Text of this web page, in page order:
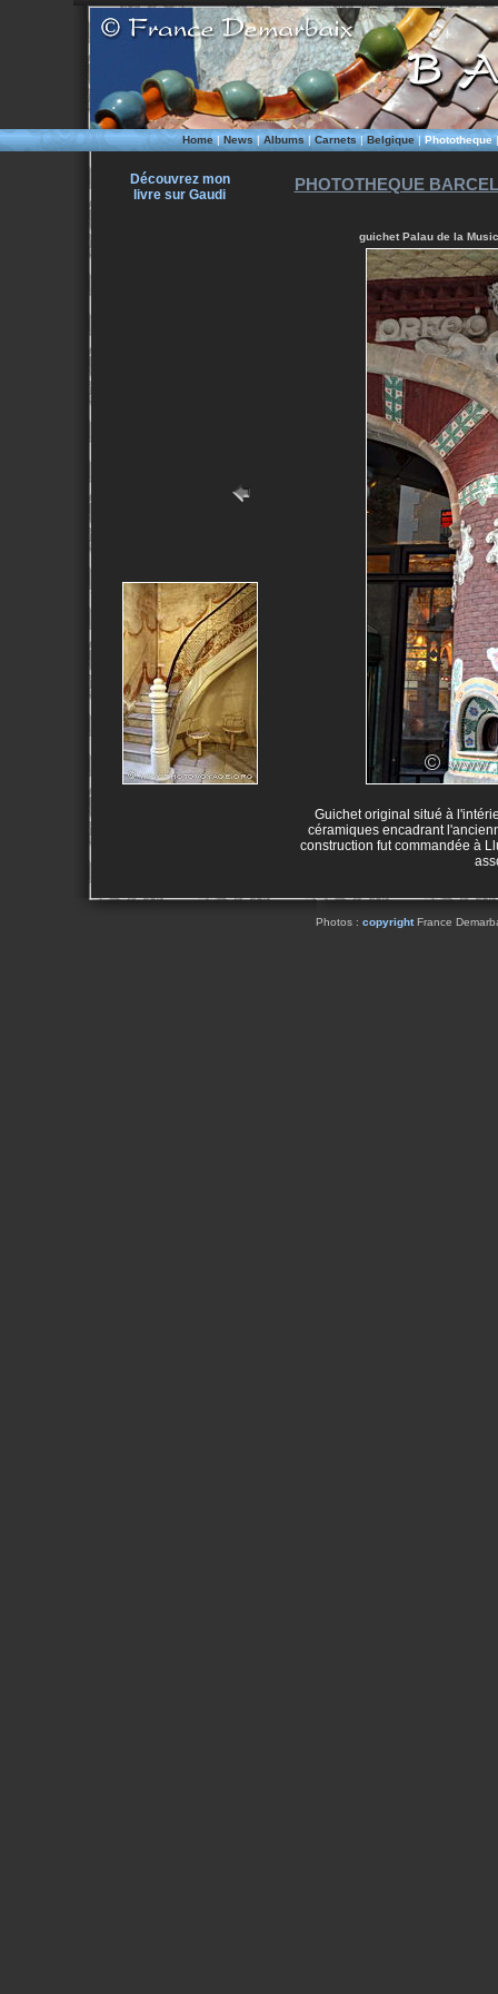
Home|News|Albums|Carnets|Belgique|Phototheque
Découvrez mon
livre sur Gaudi
PHOTOTHEQUE
guichet Palau de la
Guichet original situé à
céramiques encadrant
construction fut commandée à
Photos : copyrightFrance